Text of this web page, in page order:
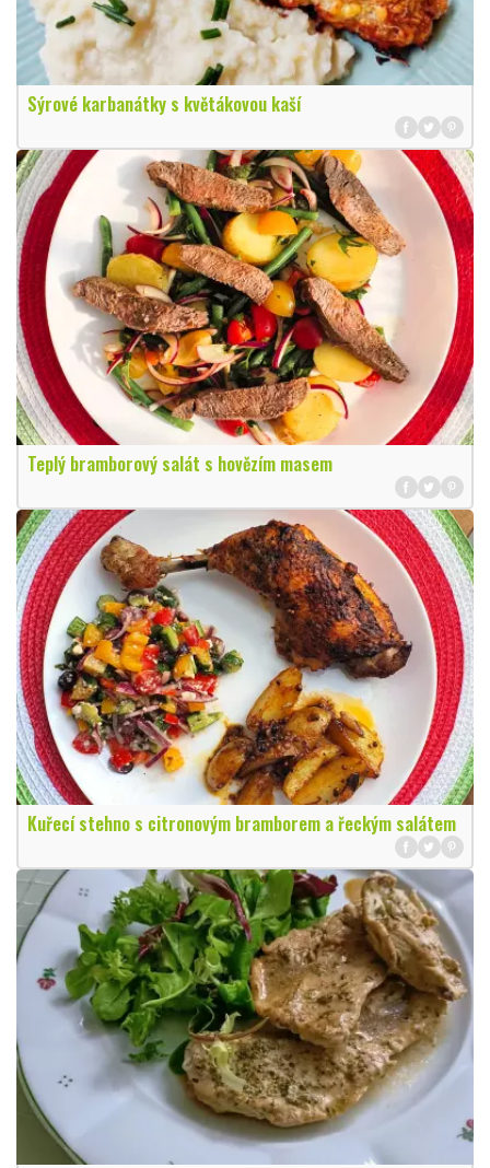
Sýrové karbanátky s květákovou kaší
Teplý bramborový salát s hovězím masem
Kuřecí stehno s citronovým bramborem a řeckým salátem